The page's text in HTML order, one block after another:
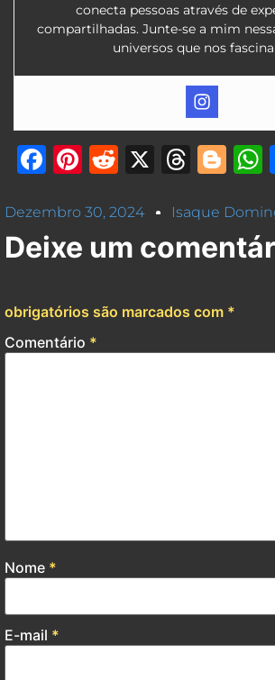
conecta pessoas através de
compartilhadas. Junte-se a mim
universos que nos
Facebook
Pinterest
Reddit
X
Dezembro 30, 2024 Isaque
Deixe um
obrigatórios são marcados com *
Comentário *
Nome *
E-mail *